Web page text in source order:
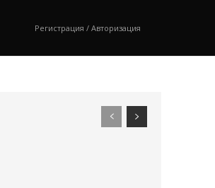
Регистрация / Авторизация